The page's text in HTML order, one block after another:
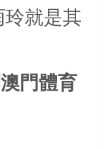
就是其
門體育